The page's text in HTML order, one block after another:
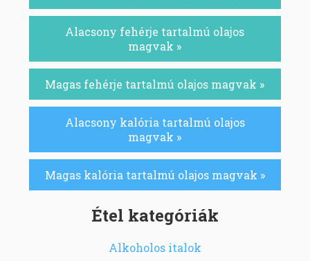
Alacsony fehérje tartalmú olajos
magvak »
Magas fehérje tartalmú olajos magvak »
Alacsony kalória tartalmú olajos
magvak »
Magas kalória tartalmú olajos magvak »
Étel kategóriák
Alkoholos italok